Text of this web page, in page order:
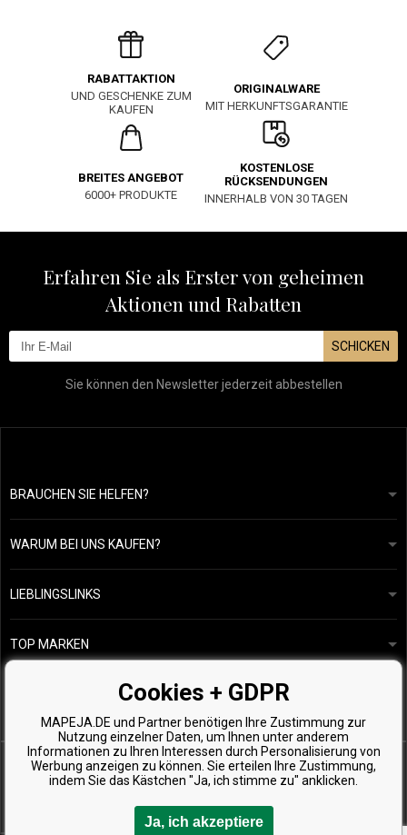
RABATTAKTION
UND GESCHENKE ZUM
KAUFEN
ORIGINALWARE
MIT HERKUNFTSGARANTIE
BREITES ANGEBOT
6000+ PRODUKTE
KOSTENLOSE
RÜCKSENDUNGEN
INNERHALB VON 30 TAGEN
Erfahren Sie als Erster von geheimen
Aktionen und Rabatten
SCHICKEN
Sie können den Newsletter jederzeit abbestellen
BRAUCHEN SIE HELFEN?
info@mapeja.de
Wir werden innerhalb von 24 Stunden antworten.
WARUM BEI UNS KAUFEN?
Allgemeine geschäftsbedingungen
Datenschutzerklärung
Übersicht über Zahlungen und Versand
Rückgabe von Waren
LIEBLINGSLINKS
Unsere Geschichte
Kostenlose Produktproben
TOP MARKEN
Kérastase
Wella Professionals
Zenz Organic
Cookies + GDPR
MAPEJA.DE und Partner benötigen Ihre Zustimmung zur
Nutzung einzelner Daten, um Ihnen unter anderem
Informationen zu Ihren Interessen durch Personalisierung von
Werbung anzeigen zu können. Sie erteilen Ihre Zustimmung,
indem Sie das Kästchen "Ja, ich stimme zu" anklicken.
Ja, ich akzeptiere